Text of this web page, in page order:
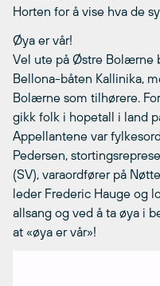
Horten for å vise hva de
Øya er vår!
Vel ute på Østre Bolærne
Bellona-båten Kallinika,
Bolærne som tilhørere.
gikk folk i hopetall i land
Appellantene var
Pedersen,
(SV), varaordfører på
leder Frederic Hauge og
allsang og ved å ta øya i
at «øya er vår»!